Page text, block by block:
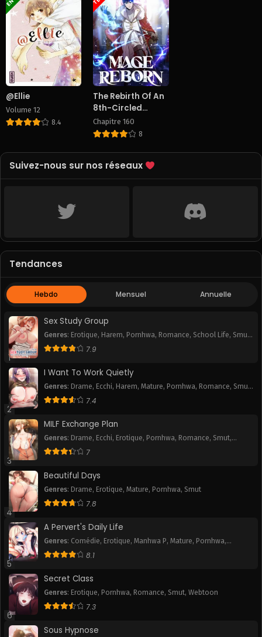
@Ellie
Volume 12
8.4
The Rebirth Of An
8th-Circled
Wizard
Chapitre 160
8
Suivez-nous sur nos réseaux
Tendances
Hebdo Mensuel Annuelle
1
Sex Study Group
Genres: Erotique, Harem, Pornhwa, Romance, School Life, Smut,
Webtoon
7.9
2
I Want To Work Quietly
Genres: Drame, Ecchi, Harem, Mature, Pornhwa, Romance, Smut,
Webtoon
7.4
3
MILF Exchange Plan
Genres: Drame, Ecchi, Erotique, Pornhwa, Romance, Smut,
Webtoon
7
4
Beautiful Days
Genres: Drame, Erotique, Mature, Pornhwa, Smut
7.8
5
A Pervert's Daily Life
Genres: Comédie, Erotique, Manhwa P, Mature, Pornhwa,
Romance,Slice of Life
8.1
6
Secret Class
Genres: Erotique, Pornhwa, Romance, Smut, Webtoon
7.3
Sous Hypnose